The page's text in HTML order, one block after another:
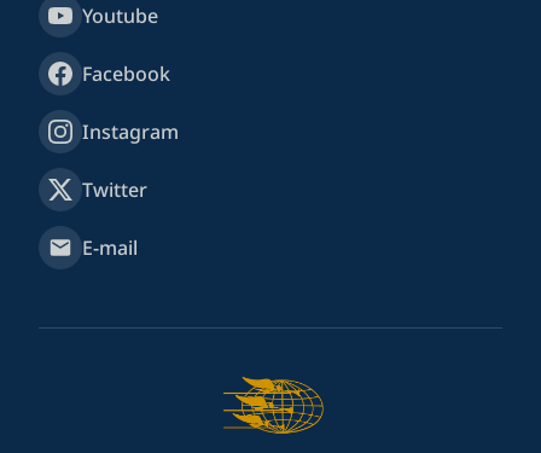
Youtube
Facebook
Instagram
Twitter
E-mail